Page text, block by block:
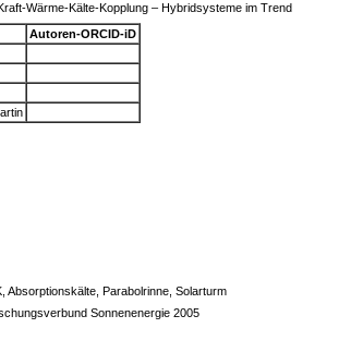
Wärme-Kälte-Kopplung – Hybridsysteme im Trend
Autoren-ORCID-iD
Absorptionskälte, Parabolrinne, Solarturm
Sonnenenergie 2005